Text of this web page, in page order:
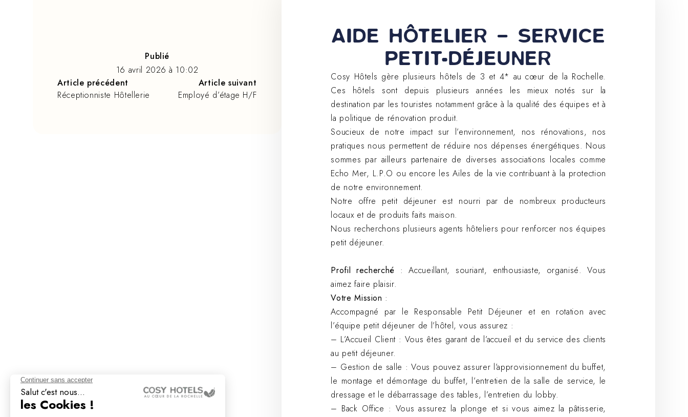
Publié
16 avril 2026 à 10:02
Article précédent
Réceptionniste Hôtellerie
Article suivant
Employé d’étage H/F
AIDE HÔTELIER – SERVICE
PETIT-DÉJEUNER
Cosy Hôtels gère plusieurs hôtels de 3 et 4* au cœur de la Rochelle.
Ces hôtels sont depuis plusieurs années les mieux notés sur la
destination par les touristes notamment grâce à la qualité des équipes et à
la politique de rénovation produit.
Soucieux de notre impact sur l’environnement, nos rénovations, nos
pratiques nous permettent de réduire nos dépenses énergétiques. Nous
sommes par ailleurs partenaire de diverses associations locales comme
Echo Mer, L.P.O ou encore les Ailes de la vie contribuant à la protection
de notre environnement.
Notre offre petit déjeuner est nourri par de nombreux producteurs
locaux et de produits faits maison.
Nous recherchons plusieurs agents hôteliers pour renforcer nos équipes
petit déjeuner.
Profil recherché : Accueillant, souriant, enthousiaste, organisé. Vous
aimez faire plaisir.
Votre Mission :
Accompagné par le Responsable Petit Déjeuner et en rotation avec
l’équipe petit déjeuner de l’hôtel, vous assurez :
– L’Accueil Client : Vous êtes garant de l’accueil et du service des clients
au petit déjeuner.
– Gestion de salle : Vous pouvez assurer l’approvisionnement du buffet,
le montage et démontage du buffet, l’entretien de la salle de service, le
dressage et le débarrassage des tables, l’entretien du lobby.
– Back Office : Vous assurez la plonge et si vous aimez la pâtisserie,